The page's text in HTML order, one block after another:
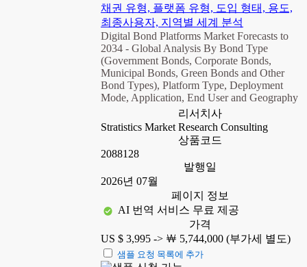
채권 유형, 플랫폼 유형, 도입 형태, 용도,
최종사용자, 지역별 세계 분석
Digital Bond Platforms Market Forecasts to
2034 - Global Analysis By Bond Type
(Government Bonds, Corporate Bonds,
Municipal Bonds, Green Bonds and Other
Bond Types), Platform Type, Deployment
Mode, Application, End User and Geography
리서치사
Stratistics Market Research Consulting
상품코드
2088128
발행일
2026년 07월
페이지 정보
AI 번역 서비스 무료 제공
가격
US $ 3,995 -> ￦ 5,744,000 (부가세 별도)
샘플 요청 목록에 추가